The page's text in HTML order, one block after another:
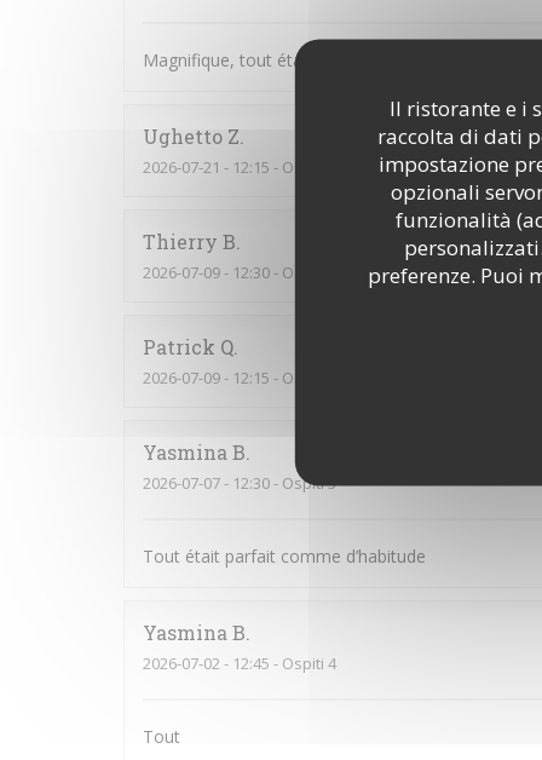
Il ristorante e i
raccolta di dati
impostazione
opzionali
funzionalità
preferenze. Puoi
Magnifique, tout était parfait. L’accueil la
Ughetto Z
2026-07-21 - 12:15 - Ospiti 2
Thierry B
2026-07-09- 12:30 - Ospiti 2
Patrick Q
2026-07-09- 12:15 - Ospiti 16
Yasmina B
2026-07-07- 12:30 - Ospiti 3
Tout était parfait comme d’habitude
Yasmina B
2026-07-02 - 12:45 - Ospiti 4
Tout